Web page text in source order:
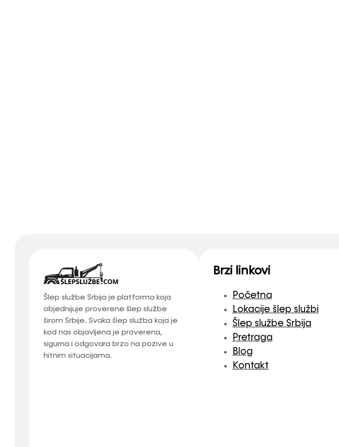
Šlep službe Srbija je platforma koja
objednijuje proverene šlep službe
širom Srbije. Svaka šlep služba koja je
kod nas objavljena je proverena,
sigurna i odgovara brzo na pozive u
hitnim situacijama.
Brzi linkovi
Početna
Lokacije šlep službi
Šlep službe Srbija
Pretraga
Blog
Kontakt